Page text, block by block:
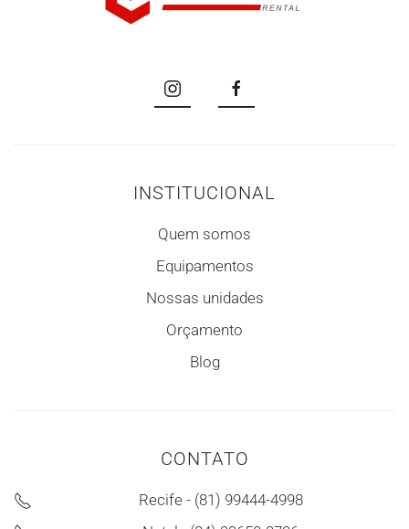
INSTITUCIONAL
Quem somos
Equipamentos
Nossas unidades
Orçamento
Blog
CONTATO
Recife - (81) 99444-4998